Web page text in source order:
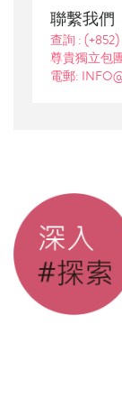
聯繫我們
查詢 :
尊貴獨立包
電郵: